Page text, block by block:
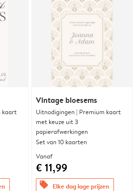
kaart
Vintage bloesems
Uitnodigingen | Premium kaart
met keuze uit 3
papierafwerkingen
Set van 10 kaarten
Vanaf
€ 11,99
offers Elke dag lage prijzen